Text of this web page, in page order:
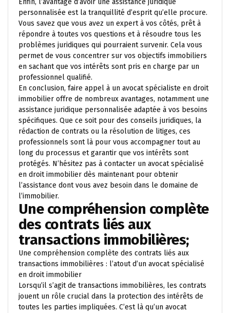
Enfin, l’avantage d’avoir une assistance juridique
personnalisée est la tranquillité d’esprit qu’elle procure.
Vous savez que vous avez un expert à vos côtés, prêt à
répondre à toutes vos questions et à résoudre tous les
problèmes juridiques qui pourraient survenir. Cela vous
permet de vous concentrer sur vos objectifs immobiliers
en sachant que vos intérêts sont pris en charge par un
professionnel qualifié.
En conclusion, faire appel à un avocat spécialiste en droit
immobilier offre de nombreux avantages, notamment une
assistance juridique personnalisée adaptée à vos besoins
spécifiques. Que ce soit pour des conseils juridiques, la
rédaction de contrats ou la résolution de litiges, ces
professionnels sont là pour vous accompagner tout au
long du processus et garantir que vos intérêts sont
protégés. N’hésitez pas à contacter un avocat spécialisé
en droit immobilier dès maintenant pour obtenir
l’assistance dont vous avez besoin dans le domaine de
l’immobilier.
Une compréhension complète
des contrats liés aux
transactions immobilières;
Une compréhension complète des contrats liés aux
transactions immobilières : l’atout d’un avocat spécialisé
en droit immobilier
Lorsqu’il s’agit de transactions immobilières, les contrats
jouent un rôle crucial dans la protection des intérêts de
toutes les parties impliquées. C’est là qu’un avocat